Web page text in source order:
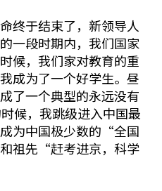
终于结束了，新领导人
一段时期内，我们国家
候，我们家对教育的重
成为了一个好学生。昼
了一个典型的永远没有
候，我跳级进入中国最
为中国极少数的“全国
祖先“赶考进京，科学